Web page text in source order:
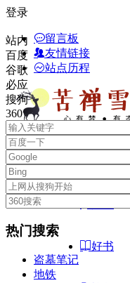
登录
留言板
友情链接
站点历程
苦禅雪儿首页
好书
站内
百度
谷歌
必应
搜狗
360
热门搜索
盗墓笔记
地铁